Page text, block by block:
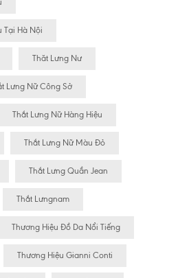
Tại Hà Nội
Thăt Lưng Nư
Lưng Nữ Công Sở
Thắt Lưng Nữ Hàng Hiệu
Thắt Lưng Nữ Màu Đỏ
Thắt Lưng Quần Jean
Thắt Lưngnam
Thương Hiệu Đồ Da Nổi Tiếng
Thương Hiệu Gianni Conti